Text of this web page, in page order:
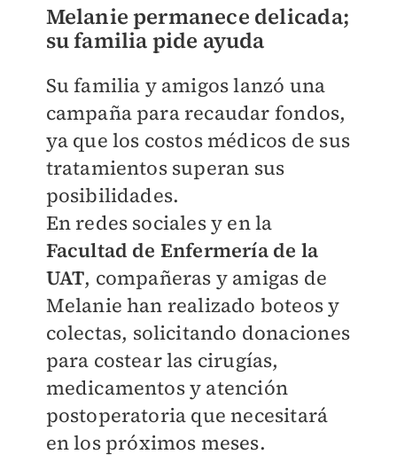
Melanie permanece delicada;
su familia pide ayuda
Su familia y amigos lanzó una
campaña para recaudar fondos,
ya que los costos médicos de sus
tratamientos superan sus
posibilidades.
En redes sociales y en la
Facultad de Enfermería de la
UAT, compañeras y amigas de
Melanie han realizado boteos y
colectas, solicitando donaciones
para costear las cirugías,
medicamentos y atención
postoperatoria que necesitará
en los próximos meses.